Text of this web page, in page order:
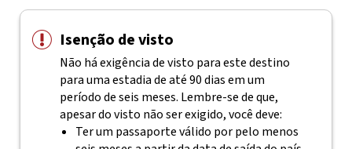
Isenção de visto
Não há exigência de visto para este destino
para uma estadia de até 90 dias em um
período de seis meses. Lembre-se de que,
apesar do visto não ser exigido, você deve:
Ter um passaporte válido por pelo menos